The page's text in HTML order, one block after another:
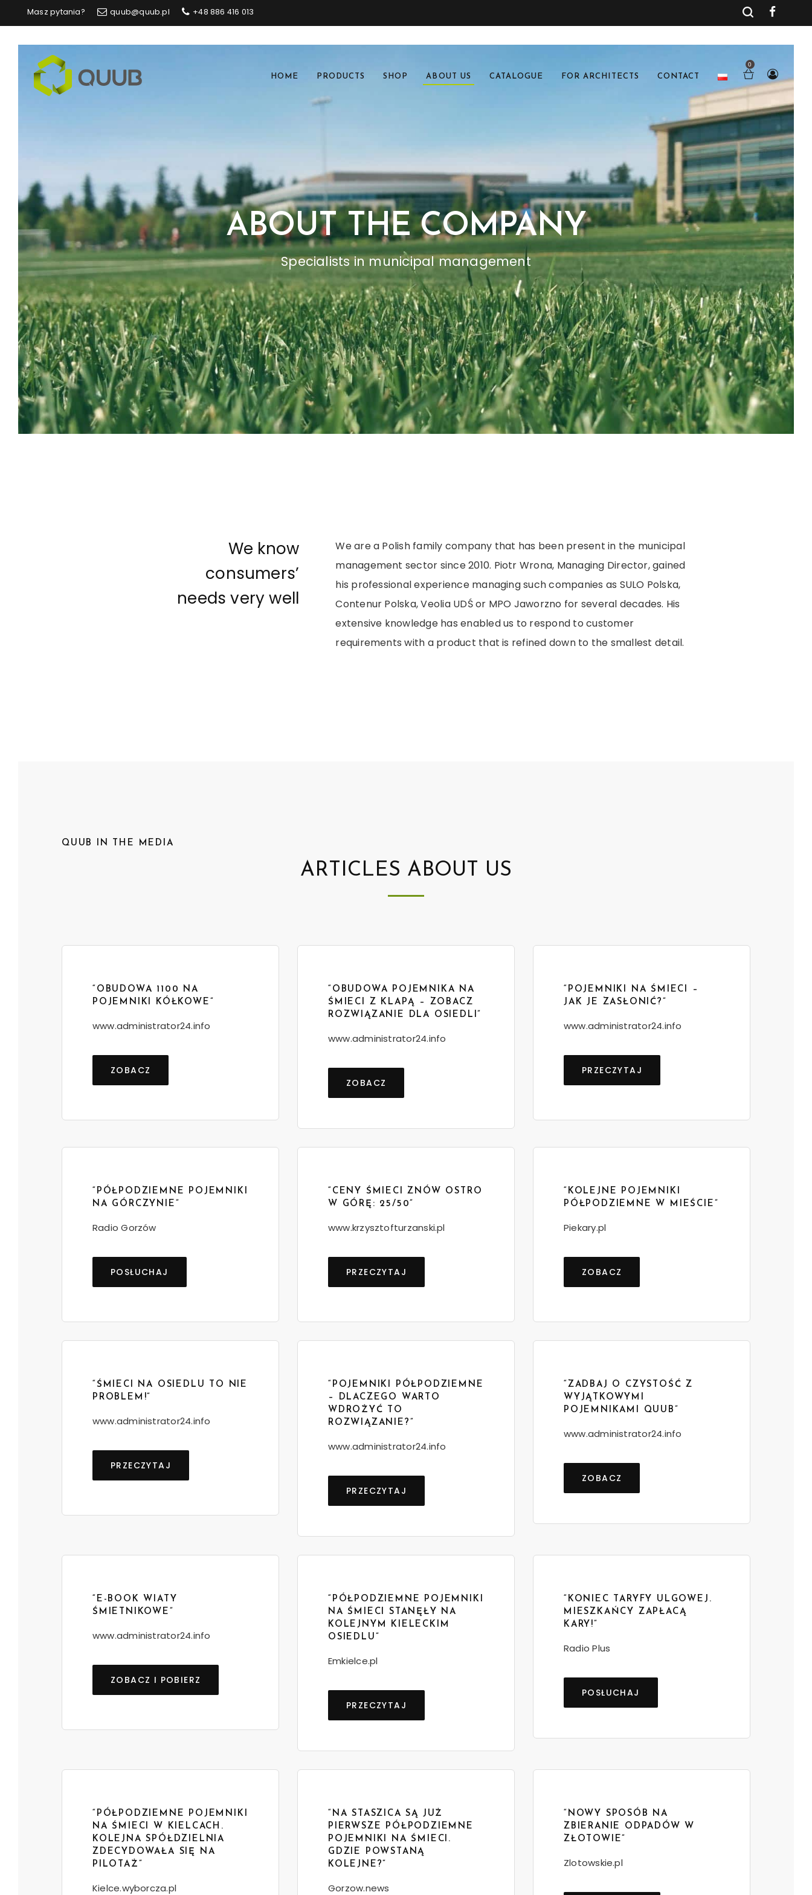
Masz pytania? quub@quub.pl +48 886 416 013
HOME PRODUCTS SHOP ABOUT US CATALOGUE FOR ARCHITECTS CONTACT
0
ABOUT THE COMPANY
Specialists in municipal management
We know
consumers’
needs very well
We are a Polish family company that has been present in the municipal
management sector since 2010. Piotr Wrona, Managing Director, gained
his professional experience managing such companies as SULO Polska,
Contenur Polska, Veolia UDŚ or MPO Jaworzno for several decades. His
extensive knowledge has enabled us to respond to customer
requirements with a product that is refined down to the smallest detail.
QUUB IN THE MEDIA
ARTICLES ABOUT US
“OBUDOWA 1100 NA
POJEMNIKI KÓŁKOWE”
www.administrator24.info
ZOBACZ
“OBUDOWA POJEMNIKA NA
ŚMIECI Z KLAPĄ – ZOBACZ
ROZWIĄZANIE DLA OSIEDLI”
www.administrator24.info
ZOBACZ
“POJEMNIKI NA ŚMIECI –
JAK JE ZASŁONIĆ?”
www.administrator24.info
PRZECZYTAJ
“PÓŁPODZIEMNE POJEMNIKI
NA GÓRCZYNIE”
Radio Gorzów
POSŁUCHAJ
“CENY ŚMIECI ZNÓW OSTRO
W GÓRĘ: 25/50”
www.krzysztofturzanski.pl
PRZECZYTAJ
“KOLEJNE POJEMNIKI
PÓŁPODZIEMNE W MIEŚCIE”
Piekary.pl
ZOBACZ
“ŚMIECI NA OSIEDLU TO NIE
PROBLEM!”
www.administrator24.info
PRZECZYTAJ
“POJEMNIKI PÓŁPODZIEMNE
– DLACZEGO WARTO
WDROŻYĆ TO
ROZWIĄZANIE?”
www.administrator24.info
PRZECZYTAJ
“ZADBAJ O CZYSTOŚĆ Z
WYJĄTKOWYMI
POJEMNIKAMI QUUB”
www.administrator24.info
ZOBACZ
“E-BOOK WIATY
ŚMIETNIKOWE”
www.administrator24.info
ZOBACZ I POBIERZ
“PÓŁPODZIEMNE POJEMNIKI
NA ŚMIECI STANĘŁY NA
KOLEJNYM KIELECKIM
OSIEDLU”
Emkielce.pl
PRZECZYTAJ
“KONIEC TARYFY ULGOWEJ.
MIESZKAŃCY ZAPŁACĄ
KARY!”
Radio Plus
POSŁUCHAJ
“PÓŁPODZIEMNE POJEMNIKI
NA ŚMIECI W KIELCACH.
KOLEJNA SPÓŁDZIELNIA
ZDECYDOWAŁA SIĘ NA
PILOTAŻ”
Kielce.wyborcza.pl
“NA STASZICA SĄ JUŻ
PIERWSZE PÓŁPODZIEMNE
POJEMNIKI NA ŚMIECI.
GDZIE POWSTANĄ
KOLEJNE?”
Gorzow.news
“NOWY SPOSÓB NA
ZBIERANIE ODPADÓW W
ZŁOTOWIE”
Zlotowskie.pl